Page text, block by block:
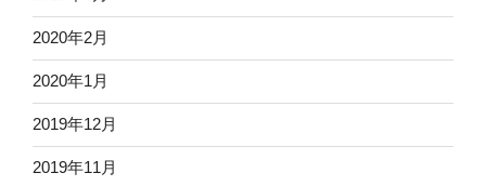
2020年2月
2020年1月
2019年12月
2019年11月